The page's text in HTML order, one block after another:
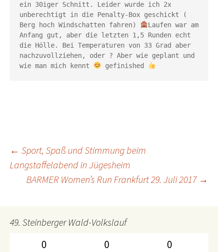
ein 30iger Schnitt. Leider wurde ich 2x
unberechtigt in die Penalty-Box geschickt (
Berg hoch Windschatten fahren)
Laufen war am
Anfang gut, aber die letzten 1,5 Runden echt
die Hölle. Bei Temperaturen von 33 Grad aber
nachzuvollziehen, oder ? Aber wie geplant und
wie man mich kennt
gefinished
Beitrags-
Navigation
← Sport, Spaß und Stimmung beim
Langstaffelabend in Jügesheim
BARMER Women’s Run Frankfurt 29. Juli 2017 →
49. Steinberger Wald-Volkslauf
0 0 0